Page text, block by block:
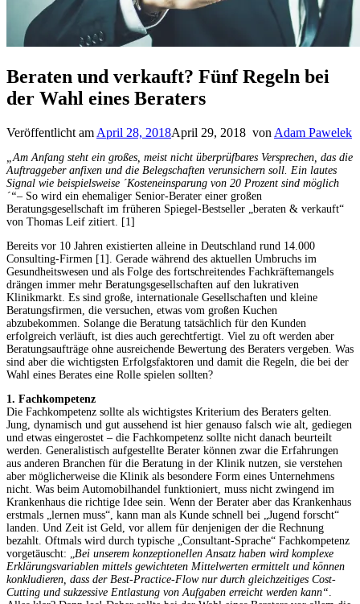
Beraten und verkauft? Fünf Regeln bei
der Wahl eines Beraters
Veröffentlicht am April 28, 2018April 29, 2018 von Adam Pawelek
„Am Anfang steht ein großes, meist nicht überprüfbares Versprechen, das die
Auftraggeber anfixen und die Belegschaften verunsichern soll. Ein lautes
Signal wie beispielsweise ´Kosteneinsparung von 20 Prozent sind möglich
´“– So wird ein ehemaliger Senior-Berater einer großen
Beratungsgesellschaft im früheren Spiegel-Bestseller „beraten & verkauft“
von Thomas Leif zitiert. [1]
Bereits vor 10 Jahren existierten alleine in Deutschland rund 14.000
Consulting-Firmen [1]. Gerade während des aktuellen Umbruchs im
Gesundheitswesen und als Folge des fortschreitendes Fachkräftemangels
drängen immer mehr Beratungsgesellschaften auf den lukrativen
Klinikmarkt. Es sind große, internationale Gesellschaften und kleine
Beratungsfirmen, die versuchen, etwas vom großen Kuchen
abzubekommen. Solange die Beratung tatsächlich für den Kunden
erfolgreich verläuft, ist dies auch gerechtfertigt. Viel zu oft werden aber
Beratungsaufträge ohne ausreichende Bewertung des Beraters vergeben. Was
sind aber die wichtigsten Erfolgsfaktoren und damit die Regeln, die bei der
Wahl eines Berates eine Rolle spielen sollten?
1. Fachkompetenz
Die Fachkompetenz sollte als wichtigstes Kriterium des Beraters gelten.
Jung, dynamisch und gut aussehend ist hier genauso falsch wie alt, gediegen
und etwas eingerostet – die Fachkompetenz sollte nicht danach beurteilt
werden. Generalistisch aufgestellte Berater können zwar die Erfahrungen
aus anderen Branchen für die Beratung in der Klinik nutzen, sie verstehen
aber möglicherweise die Klinik als besondere Form eines Unternehmens
nicht. Was beim Automobilhandel funktioniert, muss nicht zwingend im
Krankenhaus die richtige Idee sein. Wenn der Berater aber das Krankenhaus
erstmals „lernen muss“, kann man als Kunde schnell bei „Jugend forscht“
landen. Und Zeit ist Geld, vor allem für denjenigen der die Rechnung
bezahlt. Oftmals wird durch typische „Consultant-Sprache“ Fachkompetenz
vorgetäuscht: „ Bei unserem konzeptionellen Ansatz haben wird komplexe
Erklärungsvariablen mittels gewichteten Mittelwerten ermittelt und können
konkludieren, dass der Best-Practice-Flow nur durch gleichzeitiges Cost-
Cutting und sukzessive Entlastung von Aufgaben erreicht werden kann“